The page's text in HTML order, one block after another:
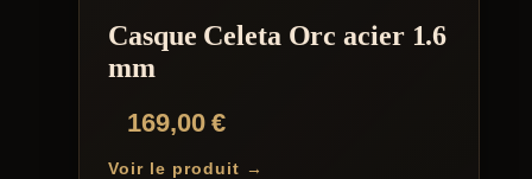
page
Casque Celeta Orc acier 1.6
mm
169,00€
Voir le produit →